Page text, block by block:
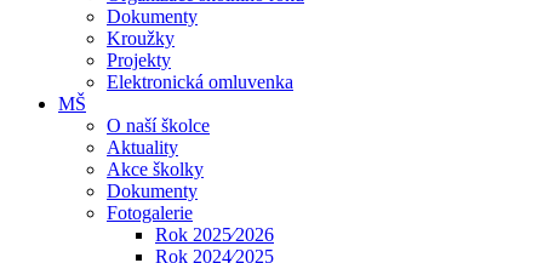
Dokumenty
Kroužky
Projekty
Elektronická omluvenka
MŠ
O naší školce
Aktuality
Akce školky
Dokumenty
Fotogalerie
Rok 2025⁄2026
Rok 2024⁄2025